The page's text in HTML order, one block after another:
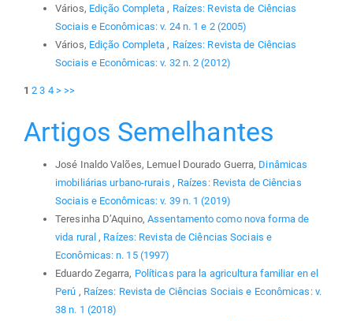
Vários, Edição Completa, Raízes: Revista de Ciências
Sociais e Econômicas: v. 24 n. 1 e 2 (2005)
Vários, Edição Completa, Raízes: Revista de Ciências
Sociais e Econômicas: v. 32 n. 2 (2012)
1 2 3 4 > >>
Artigos Semelhantes
José Inaldo Valões, Lemuel Dourado Guerra, Dinâmicas
imobiliárias urbano-rurais , Raízes: Revista de Ciências
Sociais e Econômicas: v. 39 n. 1 (2019)
Teresinha D’Aquino, Assentamento como nova forma de
vida rural, Raízes: Revista de Ciências Sociais e
Econômicas: n. 15 (1997)
Eduardo Zegarra, Políticas para la agricultura familiar en el
Perú , Raízes: Revista de Ciências Sociais e Econômicas: v.
38 n. 1 (2018)